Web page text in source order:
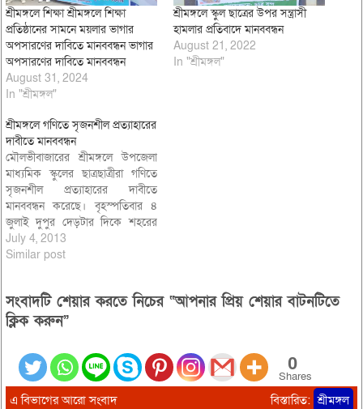
শ্রীমঙ্গলে শিক্ষা শ্রীমঙ্গলে শিক্ষা
প্রতিষ্ঠানের সামনে ময়লার ভাগার
অপসারণের দাবিতে মানববন্ধন ভাগার
অপসারণের দাবিতে মানববন্ধন
August 31, 2024
In "শ্রীমঙ্গল"
শ্রীমঙ্গলে স্কুল ছাত্রের উপর সন্ত্রাসী
হামলার প্রতিবাদে মানববন্ধন
August 21, 2022
In "শ্রীমঙ্গল"
শ্রীমঙ্গলে গণিতে সৃজনশীল প্রত্যাহারের
দাবীতে মানববন্ধন
মৌলভীবাজারের শ্রীমঙ্গলে উপজেলা
মাধ্যমিক স্কুলের ছাত্রছাত্রীরা গণিতে
সৃজনশীল প্রত্যাহারের দাবীতে
মানববন্ধন করেছে। বৃহস্পতিবার ৪
জুলাই দুপুর দেড়টার দিকে শহরের
পৌর চৌহমুনায় সরকারী বালিকা উচ্চ
বিদ্যালয়, বার্ডস রেসিডেন্সিয়্যাল মডেল
আধাঘন্টা ব্যাপী এ মানববন্ধনে অংশ
নেয়। বার্ডস রেসিডেন্সিয়্যাল মডেল
July 4, 2013
Similar post
সংবাদটি শেয়ার করতে নিচের “আপনার প্রিয় শেয়ার বাটনটিতে
ক্লিক করুন”
0
Shares
এ বিভাগের আরো সংবাদ বিস্তারিত: শ্রীমঙ্গল